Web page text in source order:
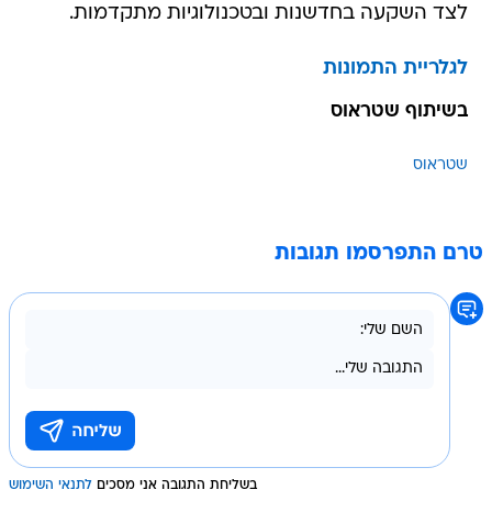
לצד השקעה בחדשנות ובטכנולוגיות מתקדמות.
לגלריית התמונות
בשיתוף שטראוס
שטראוס
טרם התפרסמו תגובות
בשליחת התגובה אני מסכים לתנאי השימוש